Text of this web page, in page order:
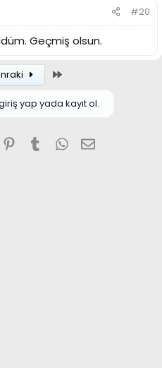
#20
Geçmiş olsun.
yap yada kayıt ol.
Pinterest
TumblrWhatsApp
E-posta